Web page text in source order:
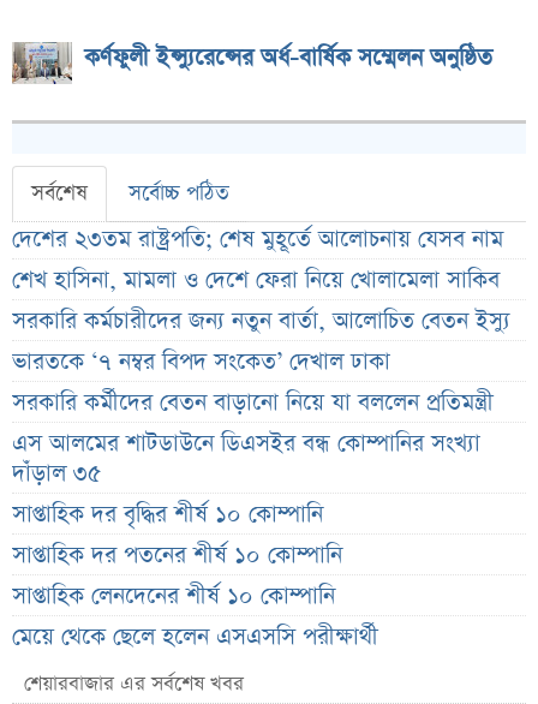
কর্ণফুলী ইন্স্যুরেন্সের অর্ধ-বার্ষিক সম্মেলন অনুষ্ঠিত
সর্বশেষ সর্বোচ্চ পঠিত
দেশের ২৩তম রাষ্ট্রপতি; শেষ মুহূর্তে আলোচনায় যেসব নাম
শেখ হাসিনা, মামলা ও দেশে ফেরা নিয়ে খোলামেলা সাকিব
সরকারি কর্মচারীদের জন্য নতুন বার্তা, আলোচিত বেতন ইস্যু
ভারতকে ‘৭ নম্বর বিপদ সংকেত’ দেখাল ঢাকা
সরকারি কর্মীদের বেতন বাড়ানো নিয়ে যা বললেন প্রতিমন্ত্রী
এস আলমের শাটডাউনে ডিএসইর বন্ধ কোম্পানির সংখ্যা
দাঁড়াল ৩৫
সাপ্তাহিক দর বৃদ্ধির শীর্ষ ১০ কোম্পানি
সাপ্তাহিক দর পতনের শীর্ষ ১০ কোম্পানি
সাপ্তাহিক লেনদেনের শীর্ষ ১০ কোম্পানি
মেয়ে থেকে ছেলে হলেন এসএসসি পরীক্ষার্থী
বিয়ের আগেই গর্ভবতী, মেয়েকে নদীতে ডুবিয়ে হত্যা বাবার
শেয়ারবাজার এর সর্বশেষ খবর